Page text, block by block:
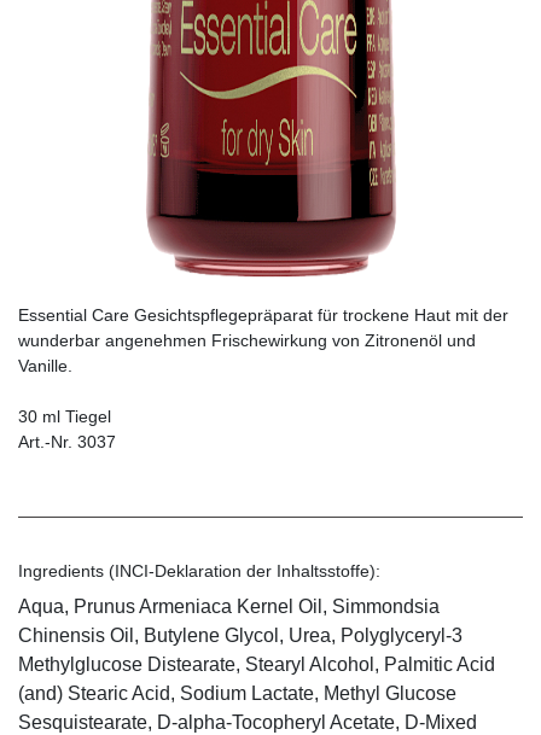
Essential Care Gesichtspflegepräparat für trockene Haut mit der
wunderbar angenehmen Frischewirkung von Zitronenöl und
Vanille.
30 ml Tiegel
Art.-Nr. 3037
Ingredients (INCI-Deklaration der Inhaltsstoffe):
Aqua, Prunus Armeniaca Kernel Oil, Simmondsia
Chinensis Oil, Butylene Glycol, Urea, Polyglyceryl-3
Methylglucose Distearate, Stearyl Alcohol, Palmitic Acid
(and) Stearic Acid, Sodium Lactate, Methyl Glucose
Sesquistearate, D-alpha-Tocopheryl Acetate, D-Mixed